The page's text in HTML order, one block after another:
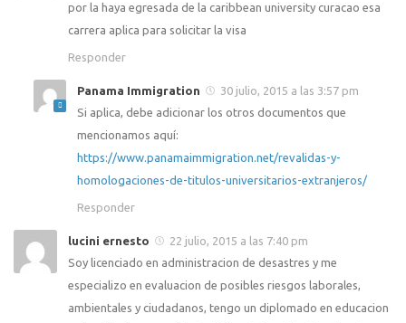
por la haya egresada de la caribbean university curacao esa
carrera aplica para solicitar la visa
Responder
Panama Immigration
30 julio, 2015 a las 3:57 pm
Si aplica, debe adicionar los otros documentos que
mencionamos aquí:
https://www.panamaimmigration.net/revalidas-y-
homologaciones-de-titulos-universitarios-extranjeros/
Responder
lucini ernesto
22 julio, 2015 a las 7:40 pm
Soy licenciado en administracion de desastres y me
especializo en evaluacion de posibles riesgos laborales,
ambientales y ciudadanos, tengo un diplomado en educacion